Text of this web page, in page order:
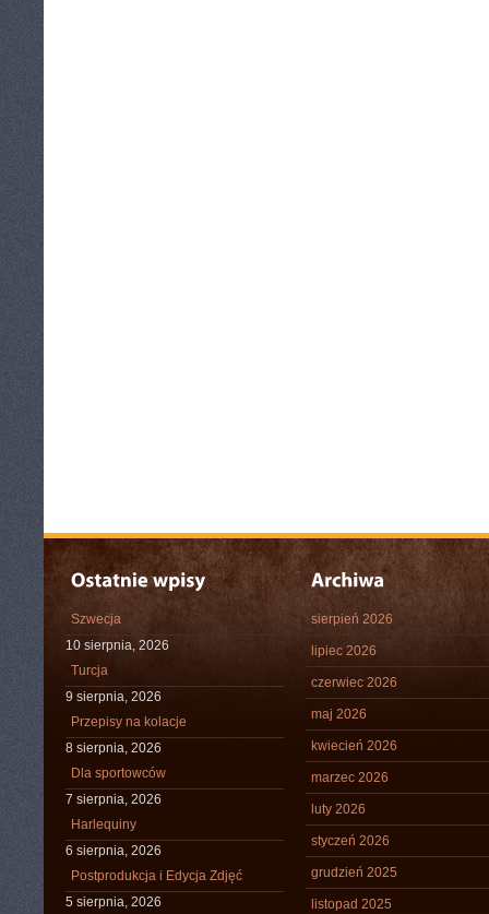
Szwecja
10 sierpnia, 2026
Turcja
9 sierpnia, 2026
Przepisy na kolacje
8 sierpnia, 2026
Dla sportowców
7 sierpnia, 2026
Harlequiny
6 sierpnia, 2026
Postprodukcja i Edycja Zdjęć
5 sierpnia, 2026
sierpień 2026
lipiec 2026
czerwiec 2026
maj 2026
kwiecień 2026
marzec 2026
luty 2026
styczeń 2026
grudzień 2025
listopad 2025